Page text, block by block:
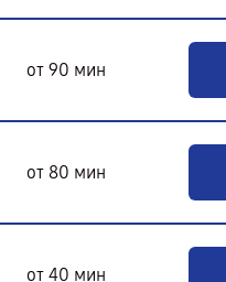
от 90 мин
от 80 мин
от 40 мин